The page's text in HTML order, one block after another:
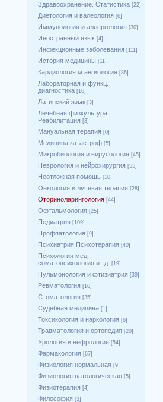
Здравоохранение. Статистика [22]
Диетология и валеология [6]
Иммунология и аллергология [30]
Иностранный язык [4]
Инфекционные заболевания [111]
История медицины [11]
Кардиология м ангиология [86]
Лабораторная и функц.
диагностика [16]
Латинский язык [3]
Лечебная физкультура.
Реабилитация [3]
Мануальная терапия [0]
Медицина катастроф [5]
Микробиология и вирусология [45]
Неврология и нейрохирургия [55]
Неотложная помощь [10]
Онкология и лучевая терапия [28]
Оториноларингология [44]
Офтальмология [25]
Педиатрия [109]
Профпатология [9]
Психиатрия Психотерапия [40]
Психология мед.,
соматопсихология и тд.
[19]
Пульмонология и фтизиатрия [39]
Ревматология [16]
Стоматология [35]
Судебная медицина [1]
Токсикология и наркология [6]
Травматология и ортопедия [20]
Урология и нефрология [54]
Фармакология [67]
Физиология нормальная [9]
Физиология патологическая [5]
Физиотерапия [4]
Философия [3]